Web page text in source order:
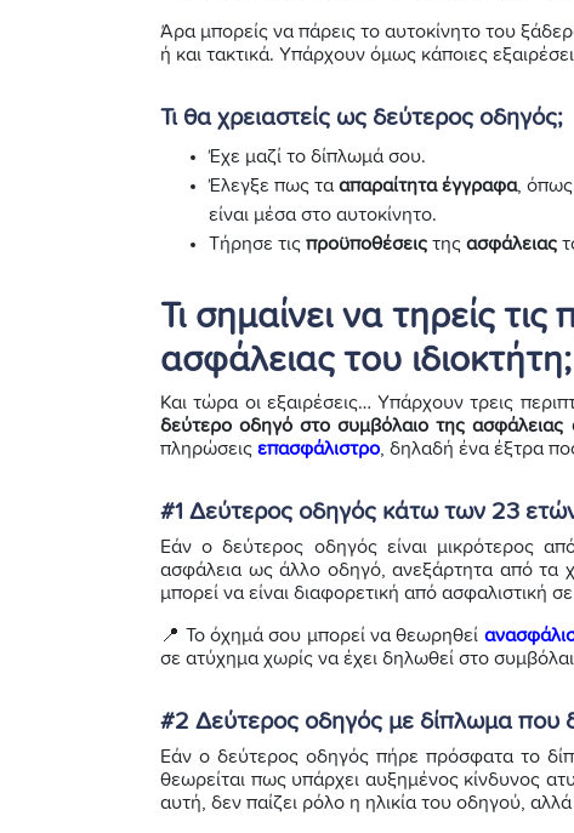
Άρα μπορείς να πάρεις το αυτοκίνητο του
ή και τακτικά. Υπάρχουν όμως κάποιες
Τι θα χρειαστείς ως δεύτερος οδηγός;
Έχε μαζί το δίπλωμά σου.
Έλεγξε πως τα απαραίτητα έγγραφα, όπως
είναι μέσα στο αυτοκίνητο.
Τήρησε τις προϋποθέσεις της ασφάλειας
Τι σημαίνει να τηρείς
ασφάλειας του ιδιοκτήτη;
Και τώρα οι εξαιρέσεις… Υπάρχουν τρεις
δεύτερο οδηγό στο συμβόλαιο της ασφάλειας
πληρώσεις επασφάλιστρο , δηλαδή ένα έξτρα
#1 Δεύτερος οδηγός κάτω των 23
Εάν ο δεύτερος οδηγός είναι μικρότερος
ασφάλεια ως άλλο οδηγό, ανεξάρτητα από τα
μπορεί να είναι διαφορετική από ασφαλιστική
📍 Το όχημά σου μπορεί να θεωρηθεί
σε ατύχημα χωρίς να έχει δηλωθεί στο
#2 Δεύτερος οδηγός με δίπλωμα που
Εάν ο δεύτερος οδηγός πήρε πρόσφατα το
θεωρείται πως υπάρχει αυξημένος κίνδυνος
αυτή, δεν παίζει ρόλο η ηλικία του οδηγού,